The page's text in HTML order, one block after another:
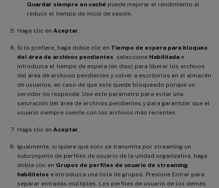
Guardar siempre en caché puede mejorar el rendimiento al
reducir el tiempo de inicio de sesión.
Haga clic en Aceptar
Si lo prefiere, haga doble clic en Tiempo de espera para bloqueo
del área de archivos pendientes , seleccione Habilitada e
introduzca el tiempo de espera (en días) para liberar los archivos
del área de archivos pendientes y volver a escribirlos en el almacén
de usuarios, en caso de que este quede bloqueado porque un
servidor no responde. Use este parámetro para evitar una
saturación del área de archivos pendientes y para garantizar que el
usuario siempre cuente con los archivos más recientes.
Haga clic en Aceptar
Igualmente, si quiere que solo se transmita por streaming un
subconjunto de perfiles de usuario de la unidad organizativa, haga
doble clic en Grupos de perfiles de usuario de streaming
habilítelos e introduzca una lista de grupos. Presione Entrar para
separar entradas múltiples. Los perfiles de usuario de los demás